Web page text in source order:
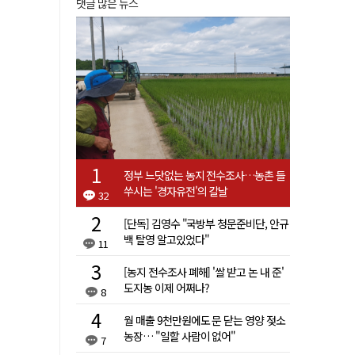
댓글 많은 뉴스
32
정부 느닷없는 농지 전수조사…농촌 들
쑤시는 '경자유전'의 칼날
11
[단독] 김영수 "국방부 청문준비단, 안규
백 탈영 알고있었다"
8
[농지 전수조사 폐해] '쌀 받고 논 내 준'
도지농 이제 어쩌나?
7
월 매출 9천만원에도 문 닫는 영양 젖소
농장… "일할 사람이 없어"